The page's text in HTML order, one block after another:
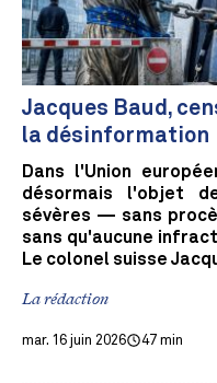
Jacques Baud,
la désinformation
Dans l'Union
désormais l'objet
sévères — sans
sans qu'aucune
Le colonel suisse
La rédaction
mar. 16 juin 2026 47 min